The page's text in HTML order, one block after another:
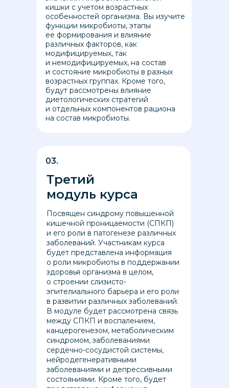
кишки с учетом возрастных
особенностей организма. Вы изучите
функции микробиоты, этапы
ее формирования и влияние
различных факторов, как
модифицируемых, так
и немодифицируемых, на состав
и состояние микробиоты в разных
возрастных группах. Кроме того,
будут рассмотрены влияние
диетологических стратегий
и отдельных компонентов рациона
на состав микробиоты.
Посвящен синдрому повышенной
кишечной проницаемости (СПКП)
и его роли в патогенезе различных
заболеваний. Участникам курса
будет представлена информация
о роли микробиоты в поддержании
здоровья организма в целом,
о строении слизисто-
эпителиального барьера и его роли
в развитии различных заболеваний.
В модуле будет рассмотрена связь
между СПКП и воспалением,
канцерогенезом, метаболическим
синдромом, заболеваниями
сердечно-сосудистой системы,
нейродегенеративными
заболеваниями и депрессивными
состояниями. Кроме того, будет
03.
Третий
модуль курса